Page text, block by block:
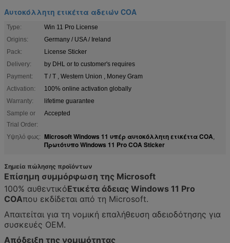
Αυτοκόλλητη ετικέττα αδειών COA
Type:
Win 11 Pro License
Origins:
Germany / USA / Ireland
Pack:
License Sticker
Delivery:
by DHL or to customer's requires
Payment:
T / T , Western Union , Money Gram
Activation:
100% online activation globally
Warranty:
lifetime guarantee
Sample or
Trial Order:
Accepted
Υψηλό φως: Microsoft Windows 11 υπέρ αυτοκόλλητη ετικέττα COA,
Πρωτότυπο Windows 11 Pro COA Sticker
Σημεία πώλησης προϊόντων
Επίσημη συμμόρφωση της Microsoft
100% αυθεντικόΕτικέτα άδειας Windows 11 Pro
COAπου εκδίδεται από τη Microsoft.
Απαιτείται για τη νομική επαλήθευση αδειοδότησης για
συσκευές OEM.
Απόδειξη της νομιμότητας